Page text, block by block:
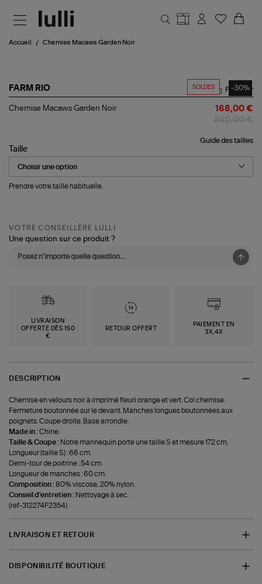
Accueil Chemise Macaws Garden Noir
SOLDES -30%
FARM RIO
Chemise
Partager
Chemise Macaws Garden Noir 168,00 €
Guide des tailles
Taille
Prendre votre taille habituelle.
VOTRE CONSEILLÈRE LULLI
Une question sur ce produit ?
LIVRAISON
OFFERTE DÈS 150
€
RETOUR OFFERT
PAIEMENT EN
3X,4X
DESCRIPTION
Chemise en velours noir à imprimé fleuri orange et vert. Col chemise.
Fermeture boutonnée sur le devant. Manches longues boutonnées aux
poignets. Coupe droite. Base arrondie.
Made in :Chine.
Taille & Coupe : Notre mannequin porte une taille S et mesure 172 cm.
Longueur (taille S) : 66 cm.
Demi-tour de poitrine : 54 cm.
Longueur de manches : 60 cm.
Composition :80% viscose, 20% nylon.
Conseil d'entretien : Nettoyage à sec.
(ref-312274F2354)
LIVRAISON ET RETOUR
DISPONIBILITÉ BOUTIQUE